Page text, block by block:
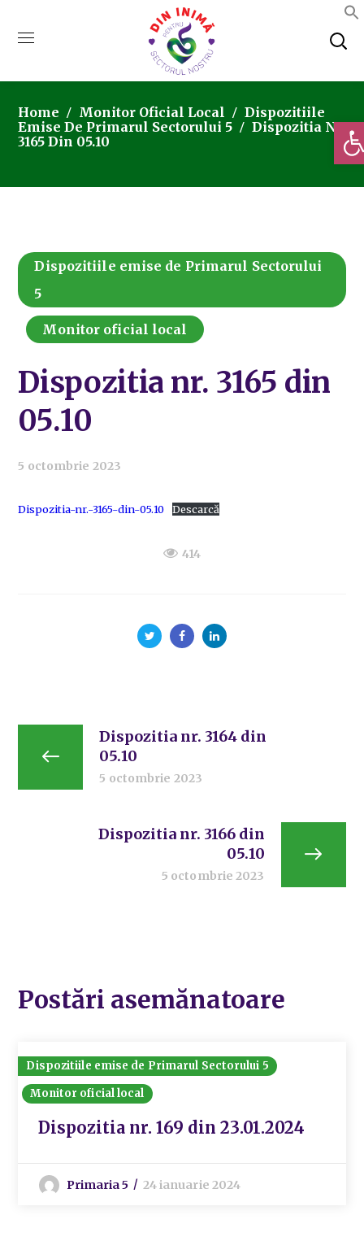
Home Monitor Oficial Local
Dispozitiile
Emise De Primarul Sectorului 5
Dispozitia Nr.
3165 Din 05.10
Dispozitiile emise de Primarul Sectorului
5
Monitor oficial local
Dispozitia nr. 3165 din
05.10
5 octombrie 2023
Dispozitia-nr.-3165-din-05.10 Descarcă
414
Dispozitia nr. 3164 din
05.10
5 octombrie 2023
Dispozitia nr. 3166 din
05.10
5 octombrie 2023
Postări asemănatoare
Dispozitiile emise de Primarul Sectorului 5
Monitor oficial local
Dispozitia nr. 169 din 23.01.2024
Primaria 5 24 ianuarie 2024